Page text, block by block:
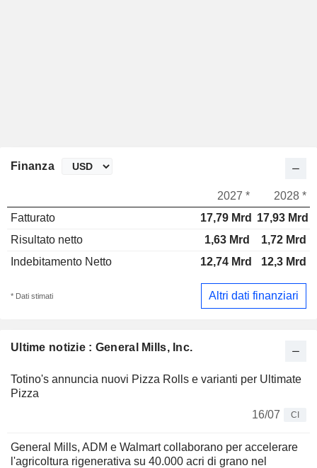
Ultime notizie : General Mills, Inc.
Totino's annuncia nuovi Pizza Rolls e varianti per Ultimate
Pizza
16/07
CI
General Mills, ADM e Walmart collaborano per accelerare
l'agricoltura rigenerativa su 40.000 acri di grano nel
Finanza
2027 *
2028 *
Fatturato
17,79 Mrd
17,93 Mrd
Risultato netto
1,63 Mrd
1,72 Mrd
Indebitamento Netto
12,74 Mrd 12,3 Mrd
* Dati stimati Altri dati finanziari